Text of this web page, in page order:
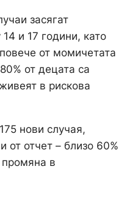
засягат
и 17 години, като
от момичетата
от децата са
в рискова
нови случая,
от отчет – близо 60%
в